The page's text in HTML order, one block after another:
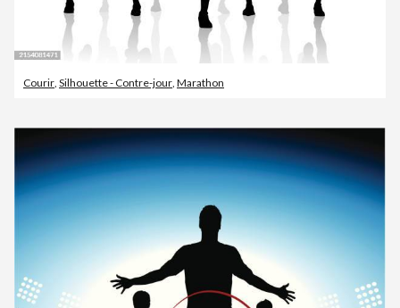
Courir Silhouette - Contre-jour Marathon